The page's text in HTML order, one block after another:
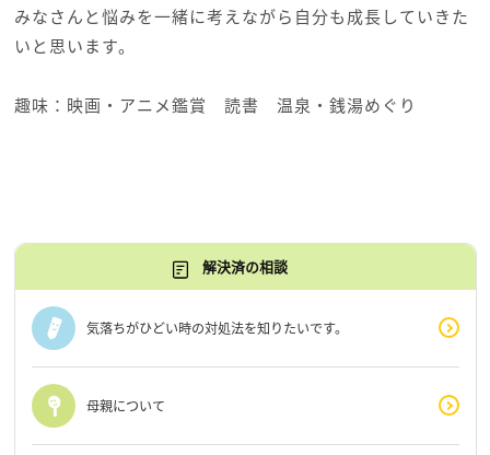
みなさんと悩みを一緒に考えながら自分も成長していきた
いと思います。
趣味：映画・アニメ鑑賞 読書 温泉・銭湯めぐり
解決済の相談
気落ちがひどい時の対処法を知りたいです。
母親について